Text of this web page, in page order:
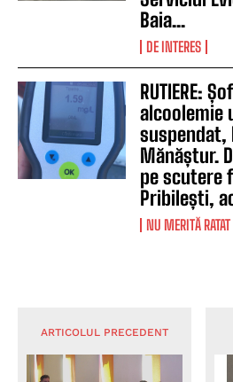
Baia...
DE INTERES
RUTIERE:
alcoolemie
suspendat,
Mănăștur.
pe scutere
Pribilești,
NU MERITĂ RATAT
ARTICOLUL PRECEDENT